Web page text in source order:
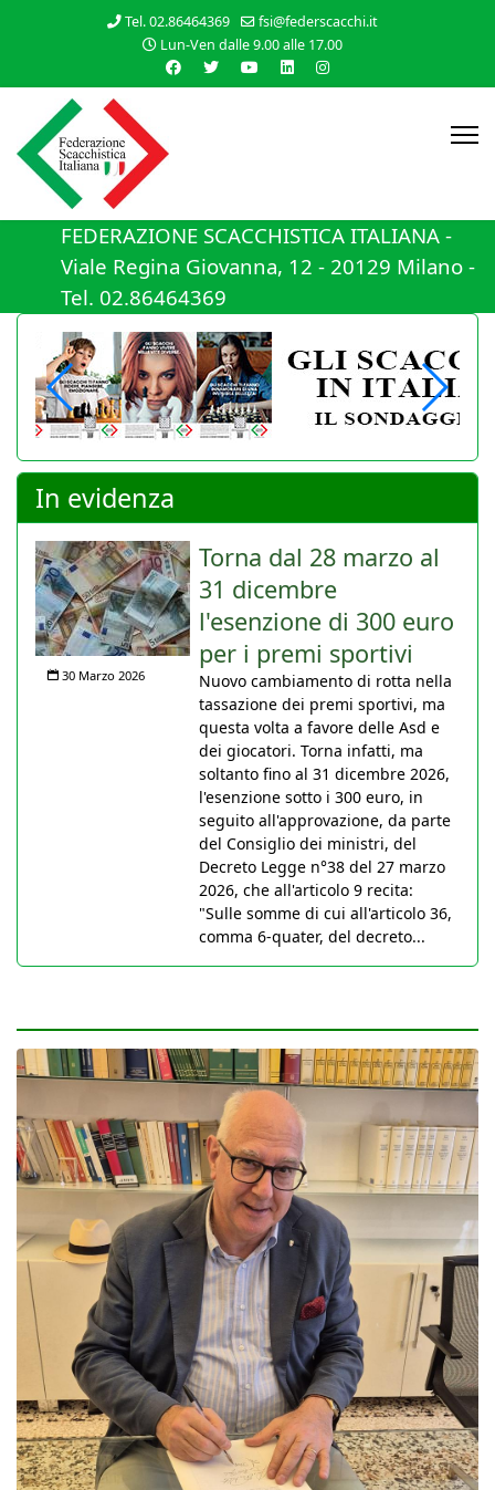
Tel. 02.86464369
fsi@federscacchi.it
Lun-Ven dalle 9.00 alle 17.00
FEDERAZIONE SCACCHISTICA ITALIANA -
Viale Regina Giovanna, 12 - 20129 Milano -
Tel. 02.86464369
In evidenza
30 Marzo 2026
Torna dal 28 marzo al
31 dicembre
l'esenzione di 300 euro
per i premi sportivi
Nuovo cambiamento di rotta nella
tassazione dei premi sportivi, ma
questa volta a favore delle Asd e
dei giocatori. Torna infatti, ma
soltanto fino al 31 dicembre 2026,
l'esenzione sotto i 300 euro, in
seguito all'approvazione, da parte
del Consiglio dei ministri, del
Decreto Legge n°38 del 27 marzo
2026, che all'articolo 9 recita:
"Sulle somme di cui all'articolo 36,
comma 6-quater, del decreto...